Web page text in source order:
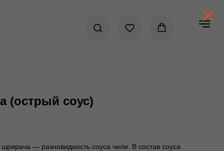
(острый соус)
— разновидность соуса чили. В состав соуса